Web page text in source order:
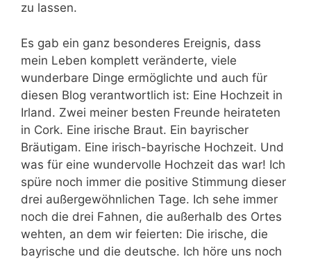
zu lassen.
Es gab ein ganz besonderes Ereignis, dass
mein Leben komplett veränderte, viele
wunderbare Dinge ermöglichte und auch für
diesen Blog verantwortlich ist: Eine Hochzeit in
Irland. Zwei meiner besten Freunde heirateten
in Cork. Eine irische Braut. Ein bayrischer
Bräutigam. Eine irisch-bayrische Hochzeit. Und
was für eine wundervolle Hochzeit das war! Ich
spüre noch immer die positive Stimmung dieser
drei außergewöhnlichen Tage. Ich sehe immer
noch die drei Fahnen, die außerhalb des Ortes
wehten, an dem wir feierten: Die irische, die
bayrische und die deutsche. Ich höre uns noch